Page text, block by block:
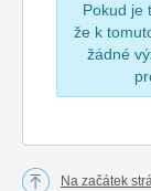
Pokud je
že k
žádné
Na začátek